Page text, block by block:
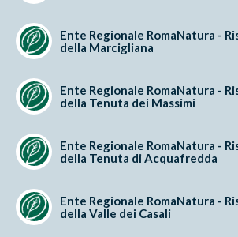
Ente Regionale RomaNatura -
della Marcigliana
Ente Regionale RomaNatura -
della Tenuta dei Massimi
Ente Regionale RomaNatura -
della Tenuta di Acquafredda
Ente Regionale RomaNatura -
della Valle dei Casali